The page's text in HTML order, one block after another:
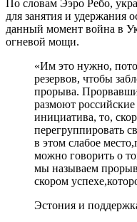
По словам Ээро Ребо,
для занятия и удержания
данный момент война в
огневой мощи.
«Им это нужно,
резервов, чтобы
прорыва.
размоют
инициатива, то,
перегруппировать
в этом слабое
можно говорить о
мы называем
скором
Эстония и